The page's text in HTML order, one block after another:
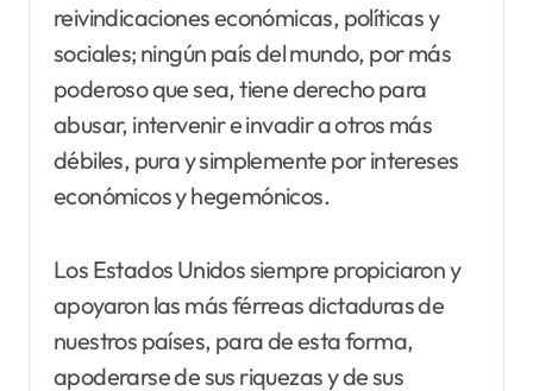
reivindicaciones económicas, políticas y
sociales; ningún país del mundo, por más
poderoso que sea, tiene derecho para
abusar, intervenir e invadir a otros más
débiles, pura y simplemente por intereses
económicos y hegemónicos.
Los Estados Unidos siempre propiciaron y
apoyaron las más férreas dictaduras de
nuestros países, para de esta forma,
apoderarse de sus riquezas y de sus